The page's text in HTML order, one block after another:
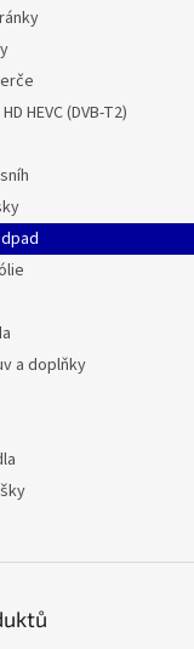
HEVC (DVB-T2)
a doplňky